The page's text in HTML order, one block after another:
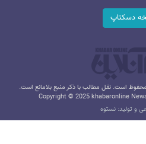
دسکتاپ
است. نقل مطالب با ذکر منبع بلامانع است.
Copyright © 2025 khabaronline
و تولید: نستوه